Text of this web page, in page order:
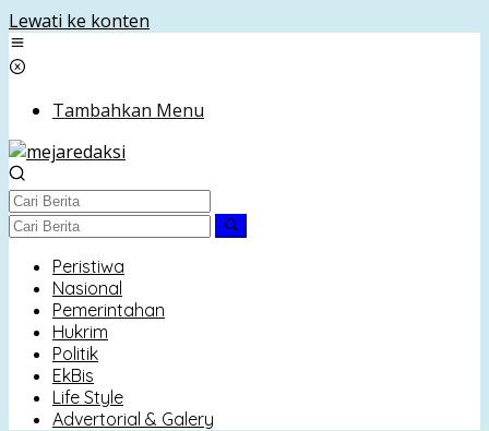
Lewati ke konten
Tambahkan Menu
Peristiwa
Nasional
Pemerintahan
Hukrim
Politik
EkBis
Life Style
Advertorial & Galery